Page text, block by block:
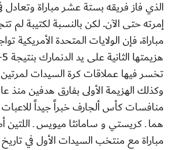
مباراة، فإن الولايات المتحدة
منافسات كأس ألجارف خبراً جيداً
هما ـ كريستي و سامانثا ميويس ـ
مباراة مع منتخب السيدات الأول في تاريخ